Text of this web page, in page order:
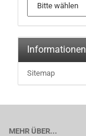
Informationen
Sitemap
MEHR ÜBER...